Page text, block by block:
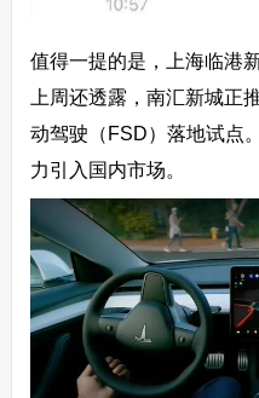
值得一提的是，上海临港
上周还透露，南汇新城正
动驾驶（FSD）落地试点
力引入国内市场。